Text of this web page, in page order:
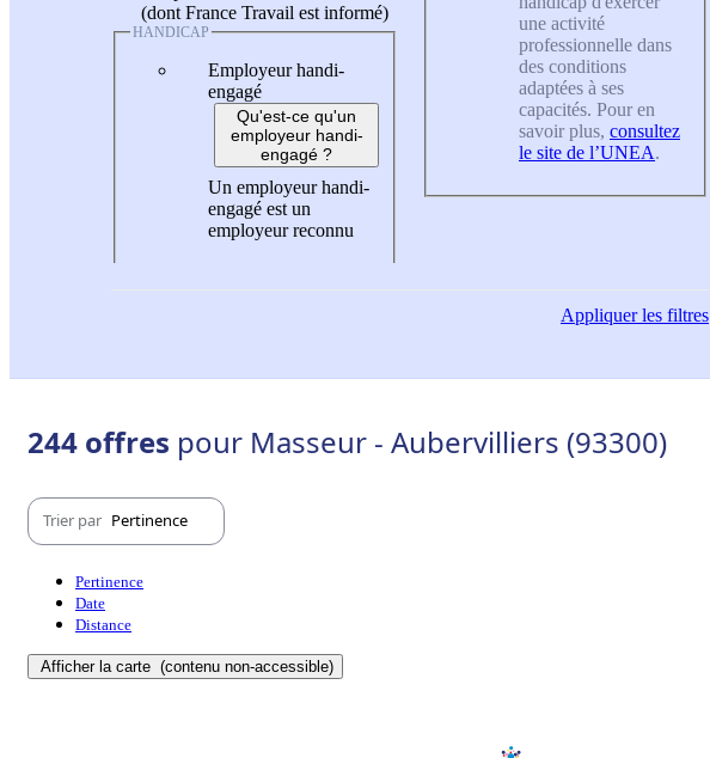
(dont France Travail est informé)
HANDICAP
Employeur handi-
engagé
Qu'est-ce qu'un
employeur handi-
engagé ?
Un employeur handi-
engagé est un
employeur reconnu
une activité
professionnelle dans
des conditions
adaptées à ses
capacités. Pour en
savoir plus, consultez
le site de l’UNEA.
Appliquerles filtres
244 offres pour Masseur - Aubervilliers (93300)
Trier par Pertinence
Pertinence
Date
Distance
Afficher la carte (contenu non-accessible)